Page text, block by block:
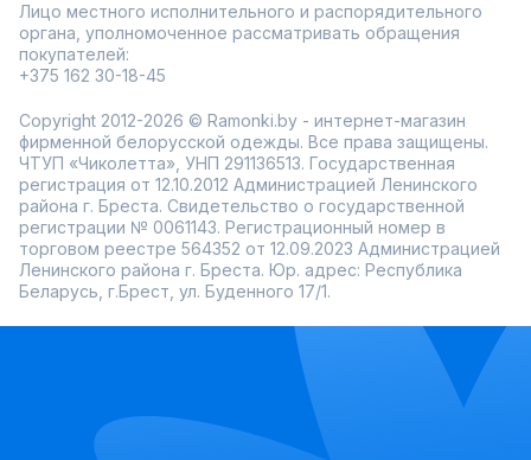
Лицо местного исполнительного и распорядительного
органа, уполномоченное рассматривать обращения
покупателей:
+375 162 30-18-45
Copyright 2012-2026 © Ramonki.by - интернет-магазин
фирменной белорусской одежды. Все права защищены.
ЧТУП «Чиколетта», УНП 291136513. Государственная
регистрация от 12.10.2012 Администрацией Ленинского
района г. Бреста. Свидетельство о государственной
регистрации № 0061143. Регистрационный номер в
торговом реестре 564352 от 12.09.2023 Администрацией
Ленинского района г. Бреста. Юр. адрес: Республика
Беларусь, г.Брест, ул. Буденного 17/1.